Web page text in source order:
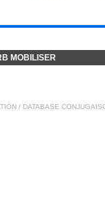
MOBILISER
/ DATABASE